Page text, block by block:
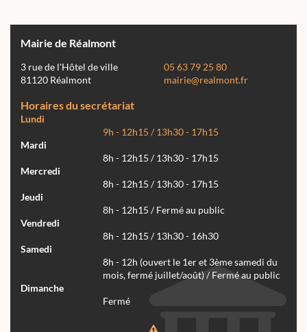
Mairie de Réalmont
3 rue de l'Hôtel de ville
81120 Réalmont
05 63 79 25 80
mairie@realmont.fr
Horaires du secrétariat
Lundi
9h - 12h15 / 13h30 - 17h15
Mardi
8h - 12h15 / 13h30 - 17h15
Mercredi
8h - 12h15 / 13h30 - 17h15
Jeudi
8h - 12h15 / Fermé au public
Vendredi
8h - 12h15 / 13h30 - 16h30
Samedi
8h - 12h (ouvert le 1er et 3ème samedi du
mois, fermé juillet/août) / Fermé au public
Dimanche
Fermé